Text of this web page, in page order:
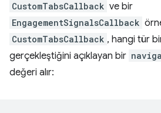
CustomTabsCallback ve bir
EngagementSignalsCallback
CustomTabsCallback , hangi tür
gerçekleştiğini açıklayan bir
değeri alır: